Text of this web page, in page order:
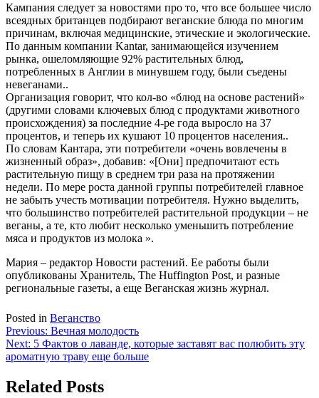
Кампания следует за новостями про то, что все большее число
всеядных британцев подбирают веганские блюда по многим
причинам, включая медицинские, этические и экологические.
По данным компании Kantar, занимающейся изучением
рынка, ошеломляющие 92% растительных блюд,
потребленных в Англии в минувшем году, были съедены
невеганами..
Организация говорит, что кол-во «блюд на основе растений»
(другими словами ключевых блюд с продуктами животного
происхождения) за последние 4-ре года выросло на 37
процентов, и теперь их кушают 10 процентов населения..
По словам Кантара, эти потребители «очень вовлечены в
жизненный образ», добавив: «[Они] предпочитают есть
растительную пищу в среднем три раза на протяжении
недели. По мере роста данной группы потребителей главное
не забыть учесть мотивации потребителя. Нужно выделить,
что большинство потребителей растительной продукции – не
веганы, а те, кто любит несколько уменьшить потребление
мяса и продуктов из молока ».
Мария – редактор Новости растений. Ее работы были
опубликованы Хранитель, The Huffington Post, и разные
региональные газеты, а еще Веганская жизнь журнал.
Posted in Веганство
Навигация
по
Previous: Вечная молодость
Next: 5 Фактов о лаванде, которые заставят вас полюбить эту
ароматную траву еще больше
Related Posts